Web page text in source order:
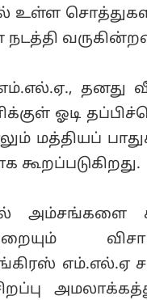
உள்ள
தனது
ஓடி
மத்தியப்
கூறப்படுகிறது.
அம்சங்களை
எம்.எல்.ஏ